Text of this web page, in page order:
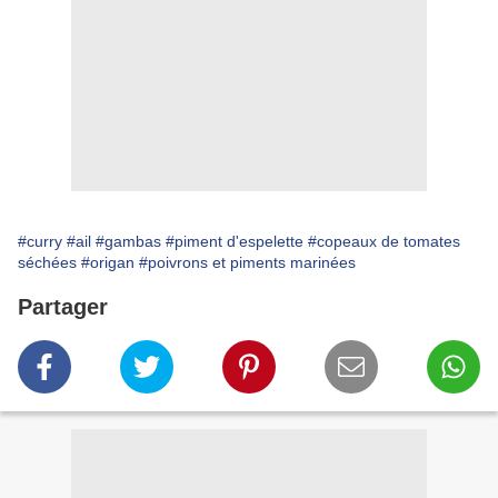
#curry #ail #gambas #piment d'espelette #copeaux de tomates
séchées #origan #poivrons et piments marinées
Partager